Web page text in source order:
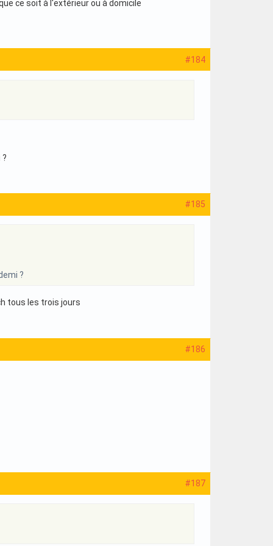
ce soit à l'extérieur ou à domicile
#184
#185
?
tous les trois jours
#186
#187